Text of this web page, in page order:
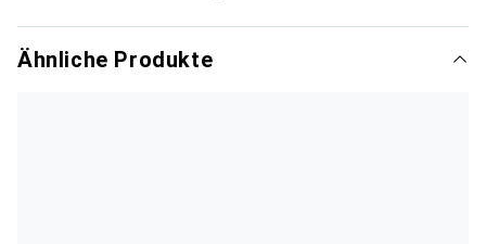
Ähnliche Produkte